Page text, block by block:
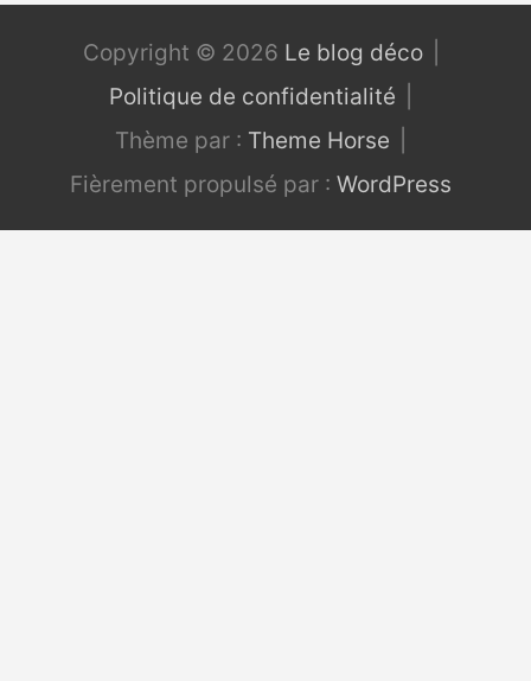
Copyright © 2026 Le blog déco
Politique de confidentialité
Thème par : Theme Horse
Fièrement propulsé par : WordPress